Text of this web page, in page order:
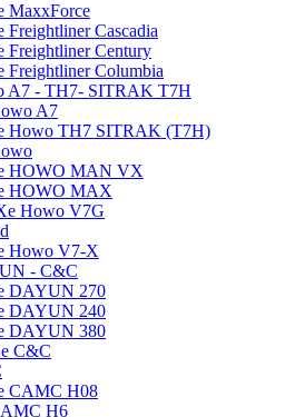
MaxxForce
Freightliner Cascadia
Freightliner Century
Freightliner Columbia
A7 - TH7- SITRAK T7H
A7
Howo TH7 SITRAK (T7H)
HOWO MAN VX
HOWO MAX
Howo V7G
Howo V7-X
- C&C
DAYUN 270
DAYUN 240
DAYUN 380
C&C
CAMC H08
H6